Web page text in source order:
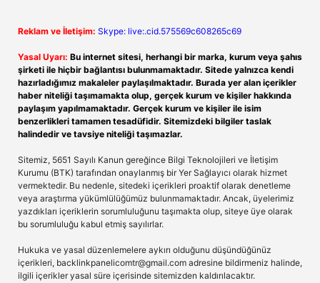
Reklam ve İletişim: Skype: live:.cid.575569c608265c69
Yasal Uyarı: Bu internet sitesi, herhangi bir marka, kurum veya şahıs
şirketi ile hiçbir bağlantısı bulunmamaktadır. Sitede yalnızca kendi
hazırladığımız makaleler paylaşılmaktadır. Burada yer alan içerikler
haber niteliği taşımamakta olup, gerçek kurum ve kişiler hakkında
paylaşım yapılmamaktadır. Gerçek kurum ve kişiler ile isim
benzerlikleri tamamen tesadüfidir. Sitemizdeki bilgiler taslak
halindedir ve tavsiye niteliği taşımazlar.
Sitemiz, 5651 Sayılı Kanun gereğince Bilgi Teknolojileri ve İletişim
Kurumu (BTK) tarafından onaylanmış bir Yer Sağlayıcı olarak hizmet
vermektedir. Bu nedenle, sitedeki içerikleri proaktif olarak denetleme
veya araştırma yükümlülüğümüz bulunmamaktadır. Ancak, üyelerimiz
yazdıkları içeriklerin sorumluluğunu taşımakta olup, siteye üye olarak
bu sorumluluğu kabul etmiş sayılırlar.
Hukuka ve yasal düzenlemelere aykırı olduğunu düşündüğünüz
içerikleri, backlinkpanelicomtr@gmail.com adresine bildirmeniz halinde,
ilgili içerikler yasal süre içerisinde sitemizden kaldırılacaktır.